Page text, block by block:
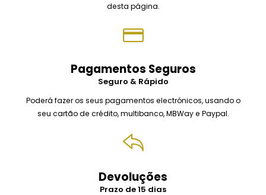
desta página.
Pagamentos Seguros
Seguro & Rápido
Poderá fazer os seus pagamentos electrónicos, usando o
seu cartão de crédito, multibanco, MBWay e Paypal.
Devoluções
Prazo de 15 dias